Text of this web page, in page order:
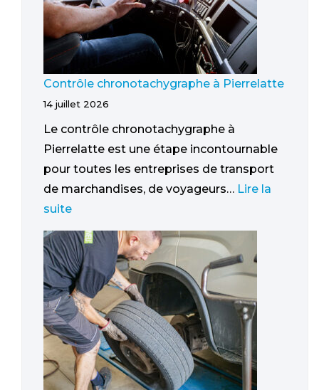
Contrôle chronotachygraphe à Pierrelatte
14 juillet 2026
Le contrôle chronotachygraphe à
Pierrelatte est une étape incontournable
pour toutes les entreprises de transport
de marchandises, de voyageurs… Lire la
suite